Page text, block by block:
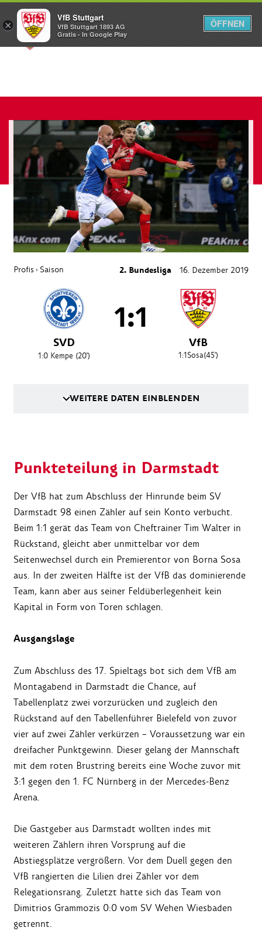
Menü
Profis › Saison 2. Bundesliga 16. Dezember 2019
SVD
1:0 Kempe (20')
1:1
VfB
1:1Sosa(45')
WEITERE DATEN EINBLENDEN
Punkteteilung in Darmstadt
Der VfB hat zum Abschluss der Hinrunde beim SV
Darmstadt 98 einen Zähler auf sein Konto verbucht.
Beim 1:1 gerät das Team von Cheftrainer Tim Walter in
Rückstand, gleicht aber unmittelbar vor dem
Seitenwechsel durch ein Premierentor von Borna Sosa
aus. In der zweiten Hälfte ist der VfB das dominierende
Team, kann aber aus seiner Feldüberlegenheit kein
Kapital in Form von Toren schlagen.
Ausgangslage
Zum Abschluss des 17. Spieltags bot sich dem VfB am
Montagabend in Darmstadt die Chance, auf
Tabellenplatz zwei vorzurücken und zugleich den
Rückstand auf den Tabellenführer Bielefeld von zuvor
vier auf zwei Zähler verkürzen – Voraussetzung war ein
dreifacher Punktgewinn. Dieser gelang der Mannschaft
mit dem roten Brustring bereits eine Woche zuvor mit
3:1 gegen den 1. FC Nürnberg in der Mercedes-Benz
Arena.
Die Gastgeber aus Darmstadt wollten indes mit
weiteren Zählern ihren Vorsprung auf die
Abstiegsplätze vergrößern. Vor dem Duell gegen den
VfB rangierten die Lilien drei Zähler vor dem
Relegationsrang. Zuletzt hatte sich das Team von
Dimitrios Grammozis 0:0 vom SV Wehen Wiesbaden
getrennt.
×
VfB Stuttgart
VfB Stuttgart 1893 AG
Gratis - In Google Play
ÖFFNEN